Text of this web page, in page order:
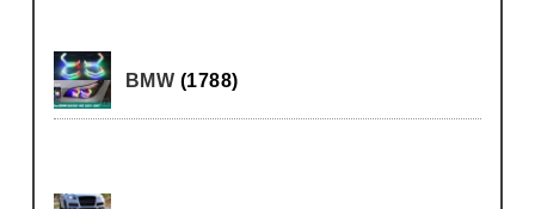
BMW (1788)